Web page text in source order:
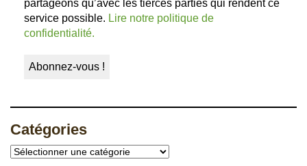
partageons qu’avec les tierces parties qui rendent ce
service possible. Lire notre politique de
confidentialité.
Catégories
Catégories